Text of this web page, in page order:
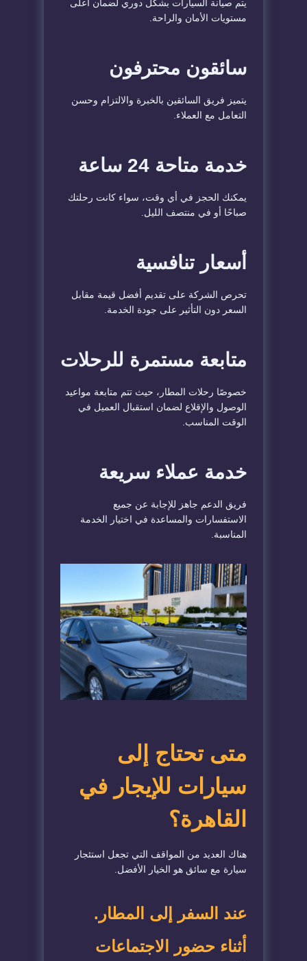
يتم صيانة السيارات بشكل دوري لضمان أعلى
مستويات الأمان والراحة.
سائقون محترفون
يتميز فريق السائقين بالخبرة والالتزام وحسن
التعامل مع العملاء.
خدمة متاحة 24 ساعة
يمكنك الحجز في أي وقت، سواء كانت رحلتك
صباحًا أو في منتصف الليل.
أسعار تنافسية
تحرص الشركة على تقديم أفضل قيمة مقابل
السعر دون التأثير على جودة الخدمة.
متابعة مستمرة للرحلات
خصوصًا رحلات المطار، حيث تتم متابعة مواعيد
الوصول والإقلاع لضمان استقبال العميل في
الوقت المناسب.
خدمة عملاء سريعة
فريق الدعم جاهز للإجابة عن جميع
الاستفسارات والمساعدة في اختيار الخدمة
المناسبة.
متى تحتاج إلى
سيارات للإيجار في
القاهرة؟
هناك العديد من المواقف التي تجعل استئجار
سيارة مع سائق هو الخيار الأفضل.
عند السفر إلى المطار .
أثناء حضور الاجتماعات